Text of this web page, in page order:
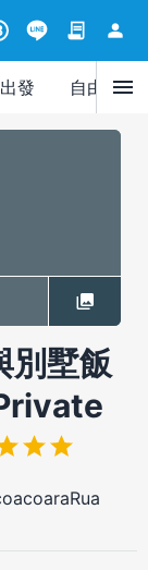
contract person
發 自由行menu
別墅飯